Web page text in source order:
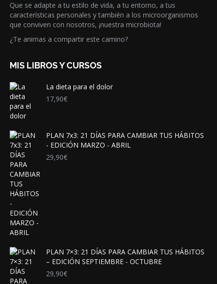
Que se adapte a tu estilo de vida, a tu entorno, a tus
características personales y también a los microorganismos
que conviven con nosotros, ¡nuestra microbiota!
¿Te animas a compartir este camino?
MIS LIBROS Y CURSOS
La dieta para el dolor
17,90€
PLAN 7x3: 21 DÍAS PARA CAMBIAR TUS HÁBITOS
- EDICIÓN MARZO - ABRIL
29,90€
PLAN 7×3: 21 DÍAS PARA CAMBIAR TUS HÁBITOS
– EDICIÓN SEPTIEMBRE - OCTUBRE
29,90€